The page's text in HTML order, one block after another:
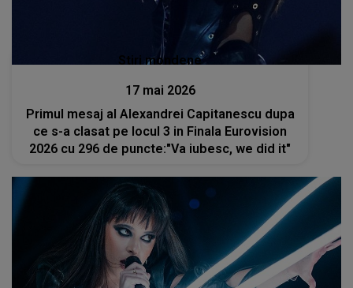
Stiri mondene
17 mai 2026
Primul mesaj al Alexandrei Capitanescu dupa
ce s-a clasat pe locul 3 in Finala Eurovision
2026 cu 296 de puncte:"Va iubesc, we did it"